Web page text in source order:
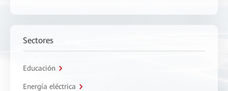
Sectores
Educación
Energía eléctrica